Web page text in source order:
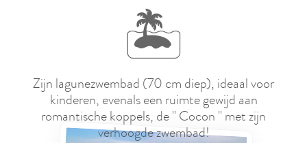
🏝️
Zijn lagunezwembad (70 cm diep), ideaal voor
kinderen, evenals een ruimte gewijd aan
romantische koppels, de " Cocon " met zijn
verhoogde zwembad!